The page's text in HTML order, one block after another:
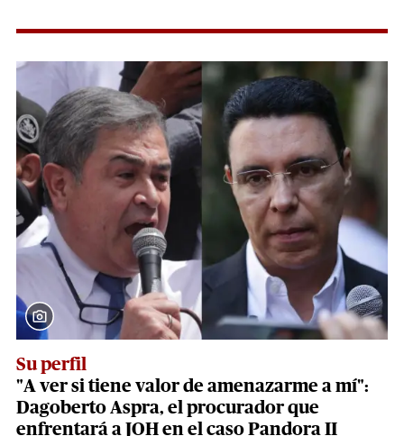
Su perfil
"A ver si tiene valor de amenazarme a mí":
Dagoberto Aspra, el procurador que
enfrentará a JOH en el caso Pandora II